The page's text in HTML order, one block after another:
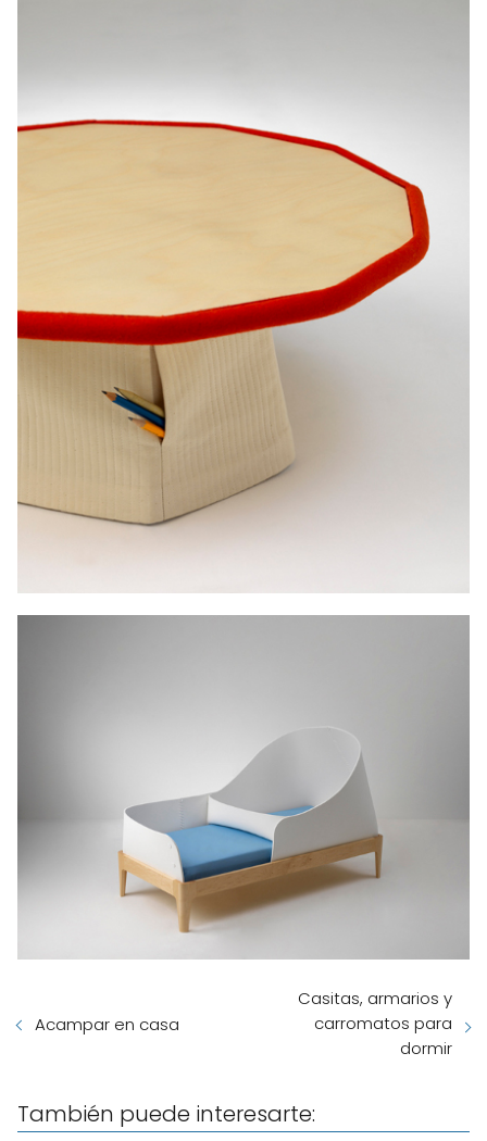
Acampar en casa
Casitas, armarios y
carromatos para
dormir
También puede interesarte: